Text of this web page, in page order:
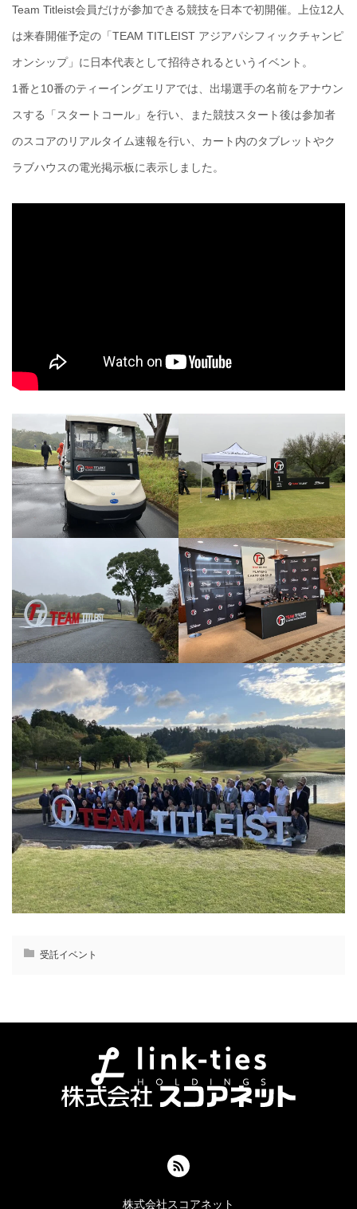
Team Titleist会員だけが参加できる競技を日本で初開催。上位12人
は来春開催予定の「TEAM TITLEIST アジアパシフィックチャンピ
オンシップ」に日本代表として招待されるというイベント。
1番と10番のティーイングエリアでは、出場選手の名前をアナウン
スする「スタートコール」を行い、また競技スタート後は参加者
のスコアのリアルタイム速報を行い、カート内のタブレットやク
ラブハウスの電光掲示板に表示しました。
受託イベント
株式会社スコアネット